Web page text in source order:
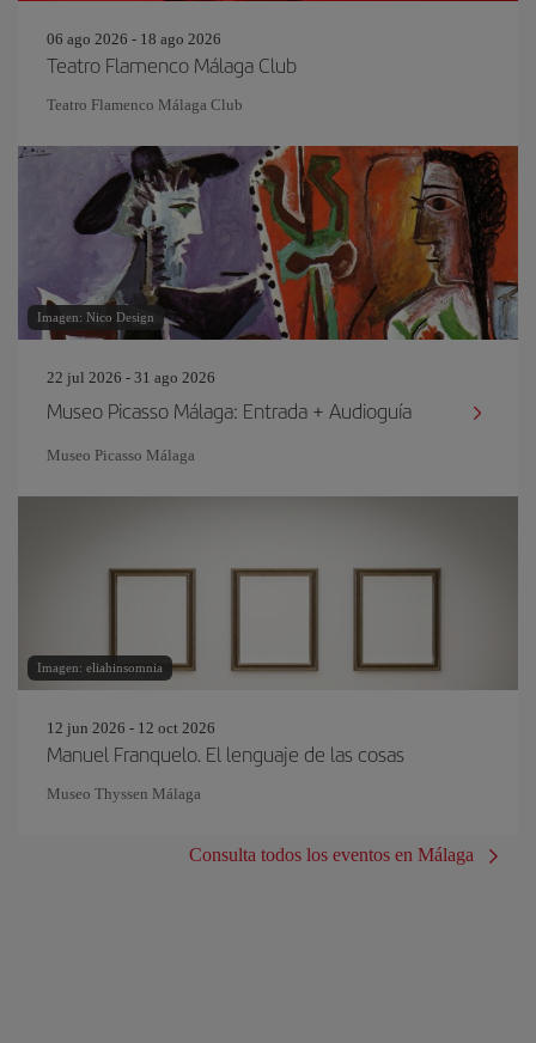
06 ago 2026 - 18 ago 2026
Teatro Flamenco Málaga Club
Teatro Flamenco Málaga Club
Imagen: Nico Design
22 jul 2026 - 31 ago 2026
Museo Picasso Málaga: Entrada + Audioguía
Museo Picasso Málaga
Imagen: eliahinsomnia
12 jun 2026 - 12 oct 2026
Manuel Franquelo. El lenguaje de las cosas
Museo Thyssen Málaga
Consulta todos los eventos en Málaga